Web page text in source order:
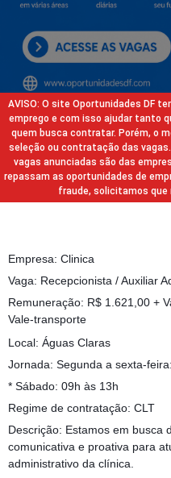
AVISO: O site Oportunidades DF
emprego e com isso ajudar tanto
quem busca contratar. Porém, o
seleção ou contratação das
vagas anunciadas são das
repassam as oportunidades de
fraude, solicitamos
Empresa: Clinica
Vaga: Recepcionista / Auxiliar
Remuneração: R$ 1.621,00 +
Vale-transporte
Local: Águas Claras
Jornada: Segunda a sexta-
* Sábado: 09h às 13h
Regime de contratação: CLT
Descrição: Estamos em busca
comunicativa e proativa para
administrativo da clínica.